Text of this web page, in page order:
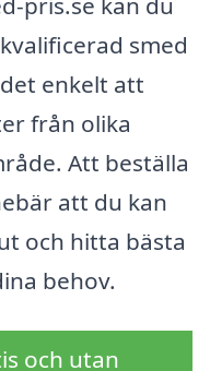
smed
enkelt att
från olika
Att beställa
att du kan
och hitta bästa
behov.
och utan